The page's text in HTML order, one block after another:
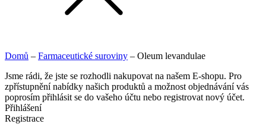
Domů – Farmaceutické suroviny – Oleum levandulae
Jsme rádi, že jste se rozhodli nakupovat na našem E-shopu. Pro
zpřístupnění nabídky našich produktů a možnost objednávání vás
poprosím přihlásit se do vašeho účtu nebo registrovat nový účet.
Přihlášení
Registrace